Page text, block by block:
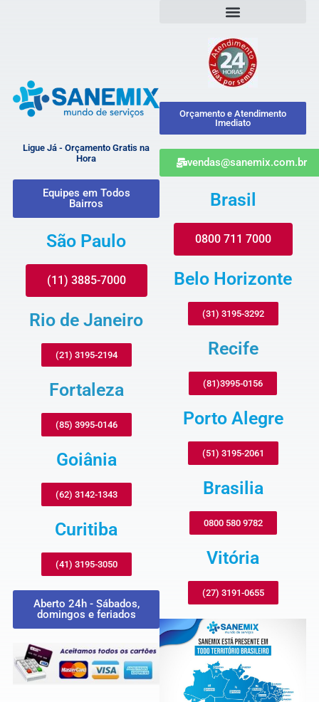
Ligue Já - Orçamento Gratis na
Hora
Equipes em Todos
Bairros
São Paulo
(11) 3885-7000
Rio de Janeiro
(21) 3195-2194
Fortaleza
(85) 3995-0146
Goiânia
(62) 3142-1343
Curitiba
(41) 3195-3050
Aberto 24h - Sábados,
domingos e feriados
Orçamento e Atendimento
Imediato
vendas@sanemix.com.br
Brasil
0800 711 7000
Belo Horizonte
(31) 3195-3292
Recife
(81)3995-0156
Porto Alegre
(51) 3195-2061
Brasilia
0800 580 9782
Vitória
(27) 3191-0655